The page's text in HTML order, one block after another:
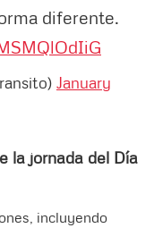
diferente.
January
la jornada del Día
incluyendo